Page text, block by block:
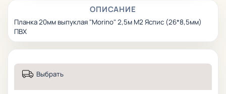
ОПИСАНИЕ
Планка 20мм выпуклая "Morino" 2,5м М2 Яспис (26*8,5мм)
ПВХ
Выбрать